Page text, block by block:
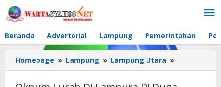
Lewati
ke
Beranda
Advertorial Lampung Pemerintahan
Homepage » Lampung » Lampung Utara »
Lurah